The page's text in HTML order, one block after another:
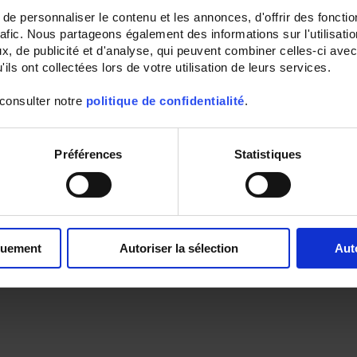
personnaliser le contenu et les annonces, d'offrir des
Nous partageons également des informations sur
de publicité et d'analyse, qui peuvent combiner celles-ci
ont collectées lors de votre utilisation de leurs services.
notre politique de confidentialité.
Préférences Statistiques
Autoriser la sélection